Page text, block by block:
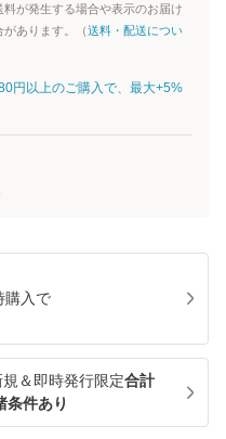
が発生する場合や表示のお届け
あります。（送料・配送につい
円以上のご購入で、最大+5%
購入で
＆即時発行限定合計
件あり